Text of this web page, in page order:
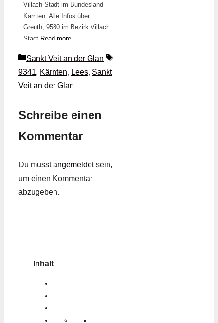
Villach Stadt im Bundesland
Kärnten. Alle Infos über
Greuth, 9580 im Bezirk Villach
Stadt Read more
Kategorien
Sankt Veit an der Glan
Schlagwörter
9341, Kärnten, Lees, Sankt
Veit an der Glan
Schreibe einen
Kommentar
Du musstangemeldetsein,
um einen Kommentar
abzugeben.
Inhalt